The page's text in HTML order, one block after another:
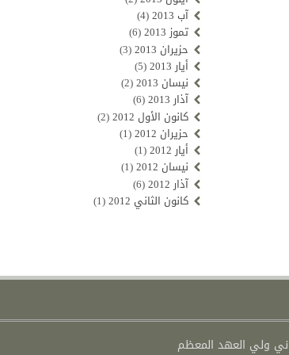
آب 2013
(4)
تموز 2013
(6)
حزيران 2013
(3)
أيار 2013
(5)
نيسان 2013
(2)
آذار 2013
(6)
كانون الأول 2012
(2)
حزيران 2012
(1)
أيار 2012
(1)
نيسان 2012
(1)
آذار 2012
(6)
كانون الثاني 2012
(1)